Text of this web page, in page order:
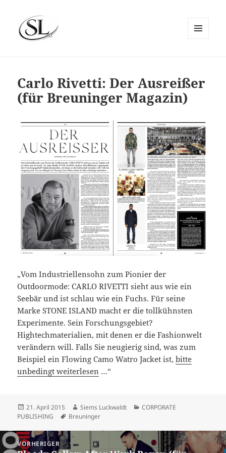
Carlo Rivetti: Der Ausreißer
(für Breuninger Magazin)
„Vom Industriellensohn zum Pionier der
Outdoormode: CARLO RIVETTI sieht aus wie ein
Seebär und ist schlau wie ein Fuchs. Für seine
Marke STONE ISLAND macht er die tollkühnsten
Experimente. Sein Forschungsgebiet?
Hightechmaterialien, mit denen er die Fashionwelt
verändern will. Falls Sie neugierig sind, was zum
Beispiel ein Flowing Camo Watro Jacket ist,bitte
unbedingt weiterlesen …“
Veröffentlicht
am
21. April 2015 Autor
Siems Luckwaldt Kategorien
CORPORATE
PUBLISHING
Schlagwörter
Breuninger
Beitragsnavigation
VORHERIGER